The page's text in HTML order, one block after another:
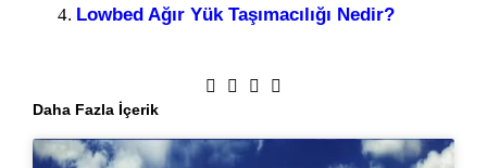
Lowbed Ağır Yük Taşımacılığı Nedir?
Daha Fazla İçerik